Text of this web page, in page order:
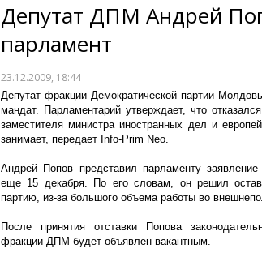
Депутат ДПМ Андрей
парламент
23.12.2009, 18:44
Депутат фракции Демократической партии
мандат. Парламентарий утверждает, что
заместителя министра иностранных дел и
занимает, передает Info-Prim Neo.
Андрей Попов представил парламенту
еще 15 декабря. По его словам, он решил
партию, из-за большого объема работы во
После принятия отставки Попова
фракции ДПМ будет объявлен вакантным.